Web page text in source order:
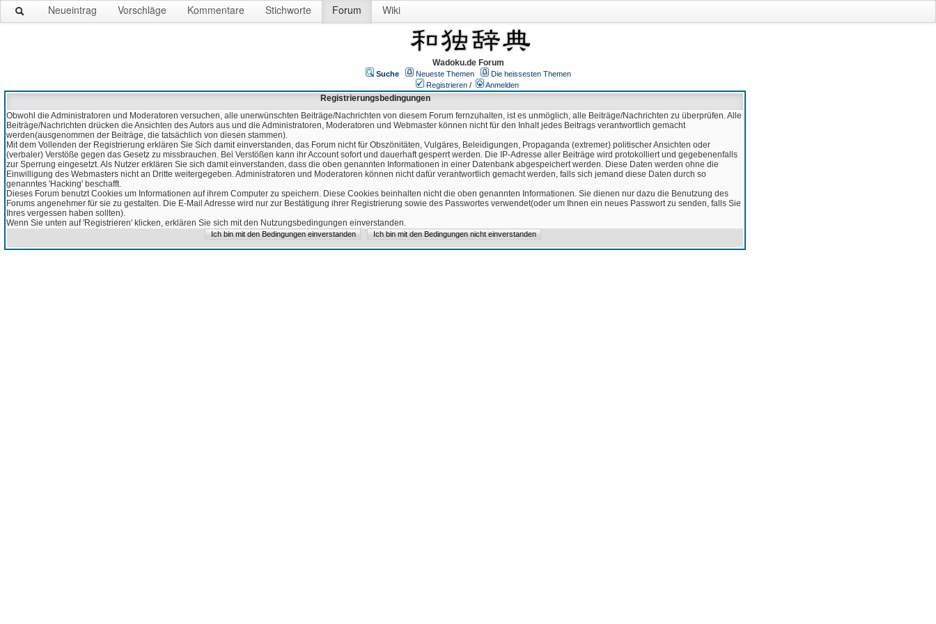
Neueintrag Vorschläge Kommentare Stichworte Forum Wiki
Wadoku.de Forum
Suche Neueste Themen
Die heissesten Themen
Registrieren / Anmelden
Registrierungsbedingungen
Obwohl die Administratoren und Moderatoren versuchen, alle unerwünschten Beiträge/Nachrichten von diesem Forum fernzuhalten, ist es unmöglich, alle Beiträge/Nachrichten zu überprüfen. Alle
Beiträge/Nachrichten drücken die Ansichten des Autors aus und die Administratoren, Moderatoren und Webmaster können nicht für den Inhalt jedes Beitrags verantwortlich gemacht
werden(ausgenommen der Beiträge, die tatsächlich von diesen stammen).
Mit dem Vollenden der Registrierung erklären Sie Sich damit einverstanden, das Forum nicht für Obszönitäten, Vulgäres, Beleidigungen, Propaganda (extremer) politischer Ansichten oder
(verbaler) Verstöße gegen das Gesetz zu missbrauchen. Bei Verstößen kann ihr Account sofort und dauerhaft gesperrt werden. Die IP-Adresse aller Beiträge wird protokolliert und gegebenenfalls
zur Sperrung eingesetzt. Als Nutzer erklären Sie sich damit einverstanden, dass die oben genannten Informationen in einer Datenbank abgespeichert werden. Diese Daten werden ohne die
Einwilligung des Webmasters nicht an Dritte weitergegeben. Administratoren und Moderatoren können nicht dafür verantwortlich gemacht werden, falls sich jemand diese Daten durch so
genanntes 'Hacking' beschafft.
Dieses Forum benutzt Cookies um Informationen auf ihrem Computer zu speichern. Diese Cookies beinhalten nicht die oben genannten Informationen. Sie dienen nur dazu die Benutzung des
Forums angenehmer für sie zu gestalten. Die E-Mail Adresse wird nur zur Bestätigung ihrer Registrierung sowie des Passwortes verwendet(oder um Ihnen ein neues Passwort zu senden, falls Sie
Ihres vergessen haben sollten).
Wenn Sie unten auf 'Registrieren' klicken, erklären Sie sich mit den Nutzungsbedingungen einverstanden.